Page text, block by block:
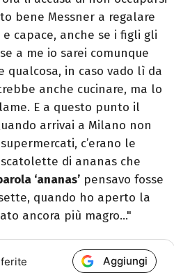
bene Messner a regalare
capace, anche se i figli gli
a me io sarei comunque
in caso vado lì da
anche cucinare, ma lo
E a questo punto il
arrivai a Milano non
c’erano le
di ananas che
‘ananas’ pensavo fosse
quando ho aperto la
ancora più magro…"
Aggiungi